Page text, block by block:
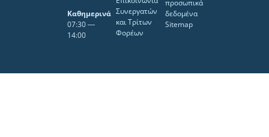
Καθημερινά
07:30 ―
14:00
Συνεργατών
και Τρίτων
Φορέων
προσωπικά
δεδομένα
Sitemap